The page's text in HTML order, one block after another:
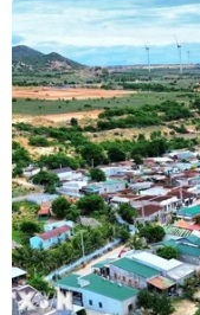
Hoàn thiện khuôn
ngân hàng và
05/08/2026 03:43
Cà Mau gỡ “điểm
xây dựng kịch bản
05/08/2026 01:18